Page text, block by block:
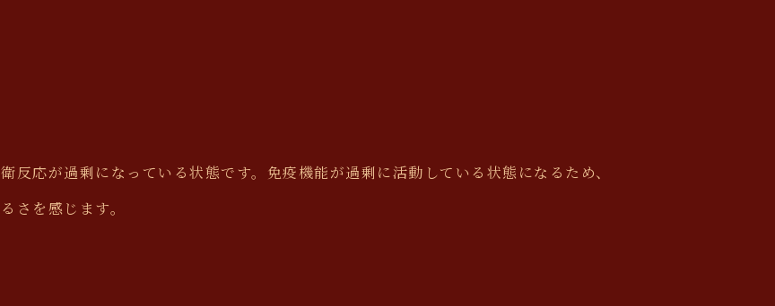
反応が過剰になっている状態です。免疫機能が過剰に活動している状態になるため、
さを感じます。